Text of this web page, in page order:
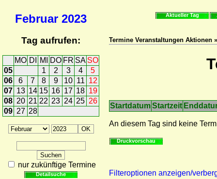
Februar 2023
Tag aufrufen:
MO DI MI DO FR SA SO
05
1 2 3 4
5
06
6 7 8 9 10 11 12
07 13 14 15 16 17 18 19
08 20 21 22 23 24 25 26
09 27 28
nur zukünftige Termine
Detailsuche
Aktueller Tag
Termine Veranstaltungen Aktionen
StartdatumStartzeit
An diesem Tag sind keine
Druckvorschau
Filteroptionen anzeigen/